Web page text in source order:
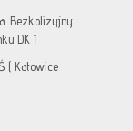
Bezkolizyjny
DK 1
( Katowice -